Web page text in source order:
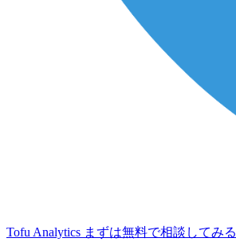
Tofu Analytics まずは無料で相談してみる